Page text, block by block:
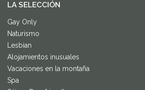
LA SELECCIÓN
Gay Only
Naturismo
Lesbian
Alojamientos inusuales
Vacaciones en la montaña
Spa